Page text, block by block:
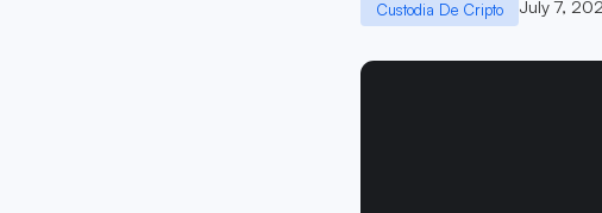
Custodia De Cripto July 7,